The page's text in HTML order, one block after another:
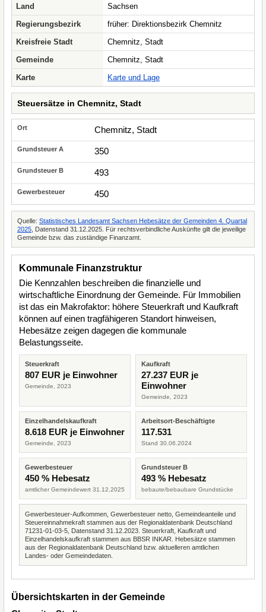
Land
Sachsen
Regierungsbezirk
früher: Direktionsbezirk Chemnitz
Kreisfreie Stadt
Chemnitz, Stadt
Gemeinde
Chemnitz, Stadt
Karte
Karte und Lage
Steuersätze in Chemnitz, Stadt
Chemnitz, Stadt
350
493
450
Quelle: Statistisches Landesamt Sachsen Hebesätze der Gemeinden 4. Quartal
2025 , Datenstand 31.12.2025. Für rechtsverbindliche Auskünfte gilt die jeweilige
Gemeinde bzw. das zuständige Finanzamt.
Kommunale Finanzstruktur
Die Kennzahlen beschreiben die finanzielle und
wirtschaftliche Einordnung der Gemeinde. Für Immobilien
ist das ein Makrofaktor: höhere Steuerkraft und Kaufkraft
können auf einen tragfähigeren Standort hinweisen,
Hebesätze zeigen dagegen die kommunale
Belastungsseite.
Steuerkraft
807 EUR je Einwohner
Gemeinde, 2023
Kaufkraft
27.237 EUR je
Einwohner
Gemeinde, 2023
Einzelhandelskaufkraft
8.618 EUR je Einwohner
Gemeinde, 2023
Arbeitsort-Beschäftigte
117.531
Stand 30.06.2024
Gewerbesteuer
450 % Hebesatz
amtlicher Gemeindewert 31.12.2025
Grundsteuer B
493 % Hebesatz
bebaute/bebaubare Grundstücke
Gewerbesteuer-Aufkommen, Gewerbesteuer netto, Gemeindeanteile und
Steuereinnahmekraft stammen aus der Regionaldatenbank Deutschland
71231-01-03-5, Datenstand 31.12.2023. Steuerkraft, Kaufkraft und
Einzelhandelskaufkraft stammen aus BBSR INKAR. Hebesätze stammen
aus der Regionaldatenbank Deutschland bzw. aktuelleren amtlichen
Landes- oder Gemeindedaten.
Übersichtskarten in der Gemeinde